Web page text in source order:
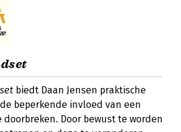
biedt Daan Jensen praktische
beperkende invloed van een
Door bewust te worden